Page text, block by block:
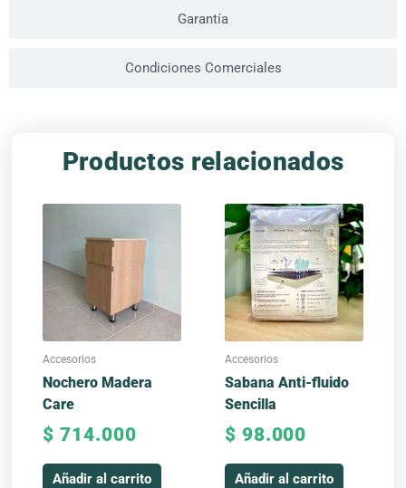
Garantía
Condiciones Comerciales
Productos relacionados
Accesorios
Nochero Madera
Care
$ 714.000
Añadir al carrito
Accesorios
Sabana Anti-fluido
Sencilla
$ 98.000
Añadir al carrito